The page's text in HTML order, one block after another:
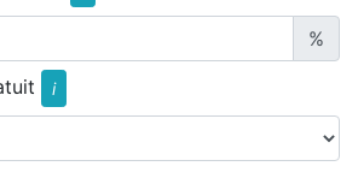
%
i